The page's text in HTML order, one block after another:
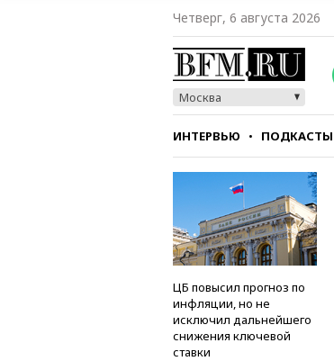
Четверг, 6 августа 2026
Москва
ИНТЕРВЬЮ ПОДКАСТЫ
СТИЛЬ ТЕСТЫ
ЦБ повысил прогноз по
инфляции, но не
исключил дальнейшего
снижения ключевой
ставки